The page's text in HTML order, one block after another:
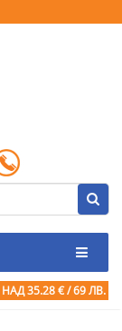
НАД 35.28 € / 69 ЛВ.